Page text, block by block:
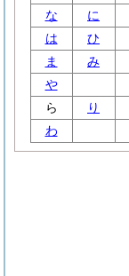
な
に
は
ひ
ま
み
や
ら
り
わ